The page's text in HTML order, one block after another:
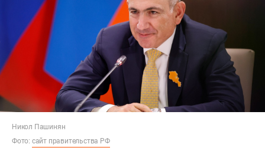
Никол Пашинян
Фото: сайт правительства РФ